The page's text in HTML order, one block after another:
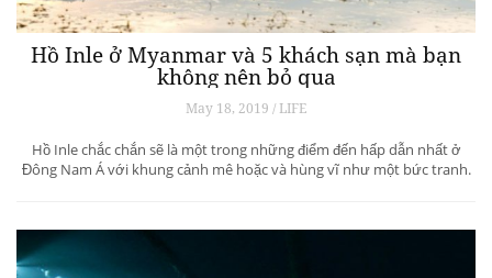
Hồ Inle ở Myanmar và 5 khách sạn mà bạn
không nên bỏ qua
May 18, 2019 / LIFE
Hồ Inle chắc chắn sẽ là một trong những điểm đến hấp dẫn nhất ở
Đông Nam Á với khung cảnh mê hoặc và hùng vĩ như một bức tranh.